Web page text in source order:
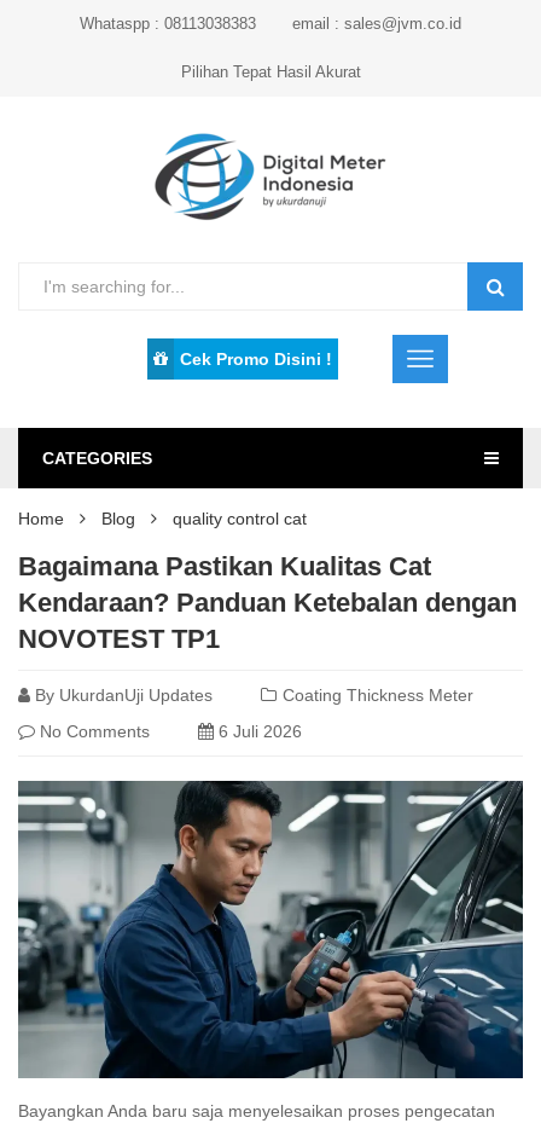
Whataspp : 08113038383 email : sales@jvm.co.id
Pilihan Tepat Hasil Akurat
Cek Promo Disini !
CATEGORIES
Home Blog quality control cat
Bagaimana Pastikan Kualitas Cat
Kendaraan? Panduan Ketebalan dengan
NOVOTEST TP1
By UkurdanUji Updates
Coating Thickness Meter
No Comments
6 Juli 2026
Bayangkan Anda baru saja menyelesaikan proses pengecatan